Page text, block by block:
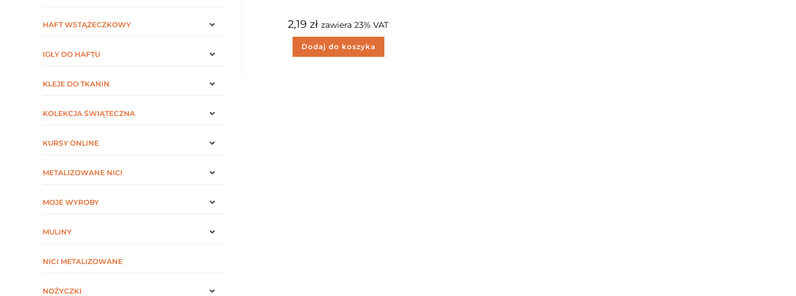
2,19zł zawiera 23% VAT
Dodaj do koszyka
HAFT WSTĄŻECZKOWY
IGŁY DO HAFTU
KLEJE DO TKANIN
KOLEKCJA ŚWIĄTECZNA
KURSY ONLINE
METALIZOWANE NICI
MOJE WYROBY
MULINY
NICI METALIZOWANE
NOŻYCZKI